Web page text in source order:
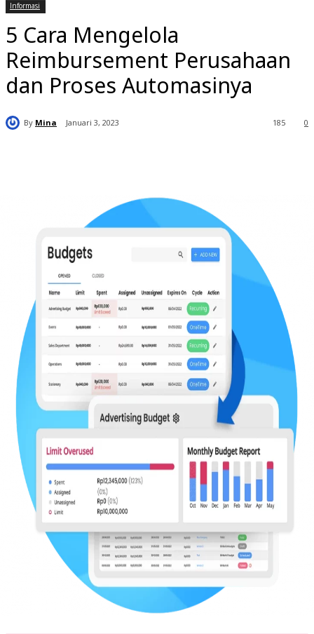
Informasi
5 Cara Mengelola
Reimbursement Perusahaan
dan Proses Automasinya
By Mina Januari 3, 2023 0
185